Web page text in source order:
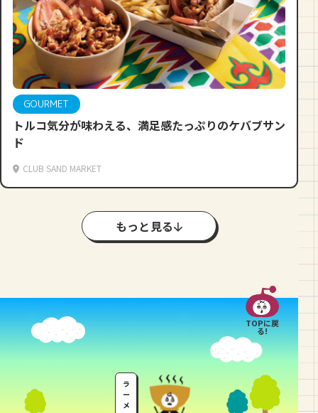
GOURMET
トルコ気分が味わえる、満足感たっぷりのケバブサン
ド
CLUB SAND MARKET
もっと見る
TOPに戻
る!
ラ
ー
メ